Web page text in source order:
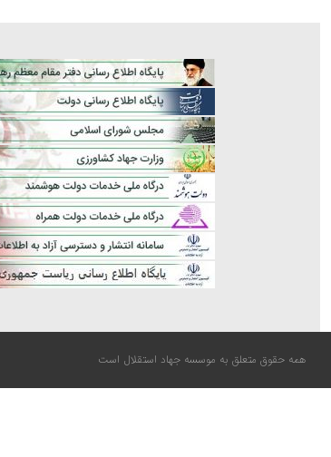
همه حقوق متعلق به موسسه جهاد استقلال است